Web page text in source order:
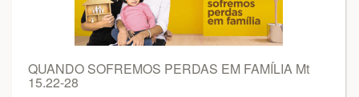
QUANDO SOFREMOS PERDAS EM FAMÍLIA Mt
15.22-28